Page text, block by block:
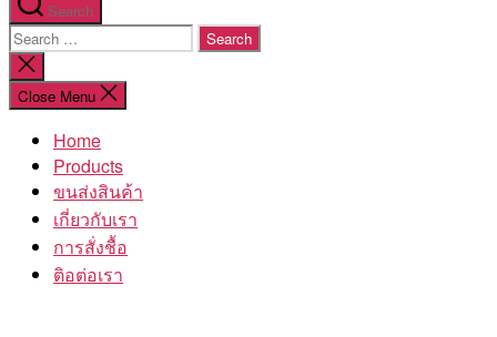
Search
Search
for:
Close
search
Close Menu
Home
Products
ขนส่งสินค้า
เกี่ยวกับเรา
การสั่งชื้อ
ติอต่อเรา